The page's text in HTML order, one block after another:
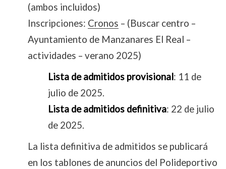
(ambos incluidos)
Inscripciones: Cronos – (Buscar centro –
Ayuntamiento de Manzanares El Real –
actividades – verano 2025)
Lista de admitidos provisional: 11 de
julio de 2025.
Lista de admitidos definitiva: 22 de julio
de 2025.
La lista definitiva de admitidos se publicará
en los tablones de anuncios del Polideportivo